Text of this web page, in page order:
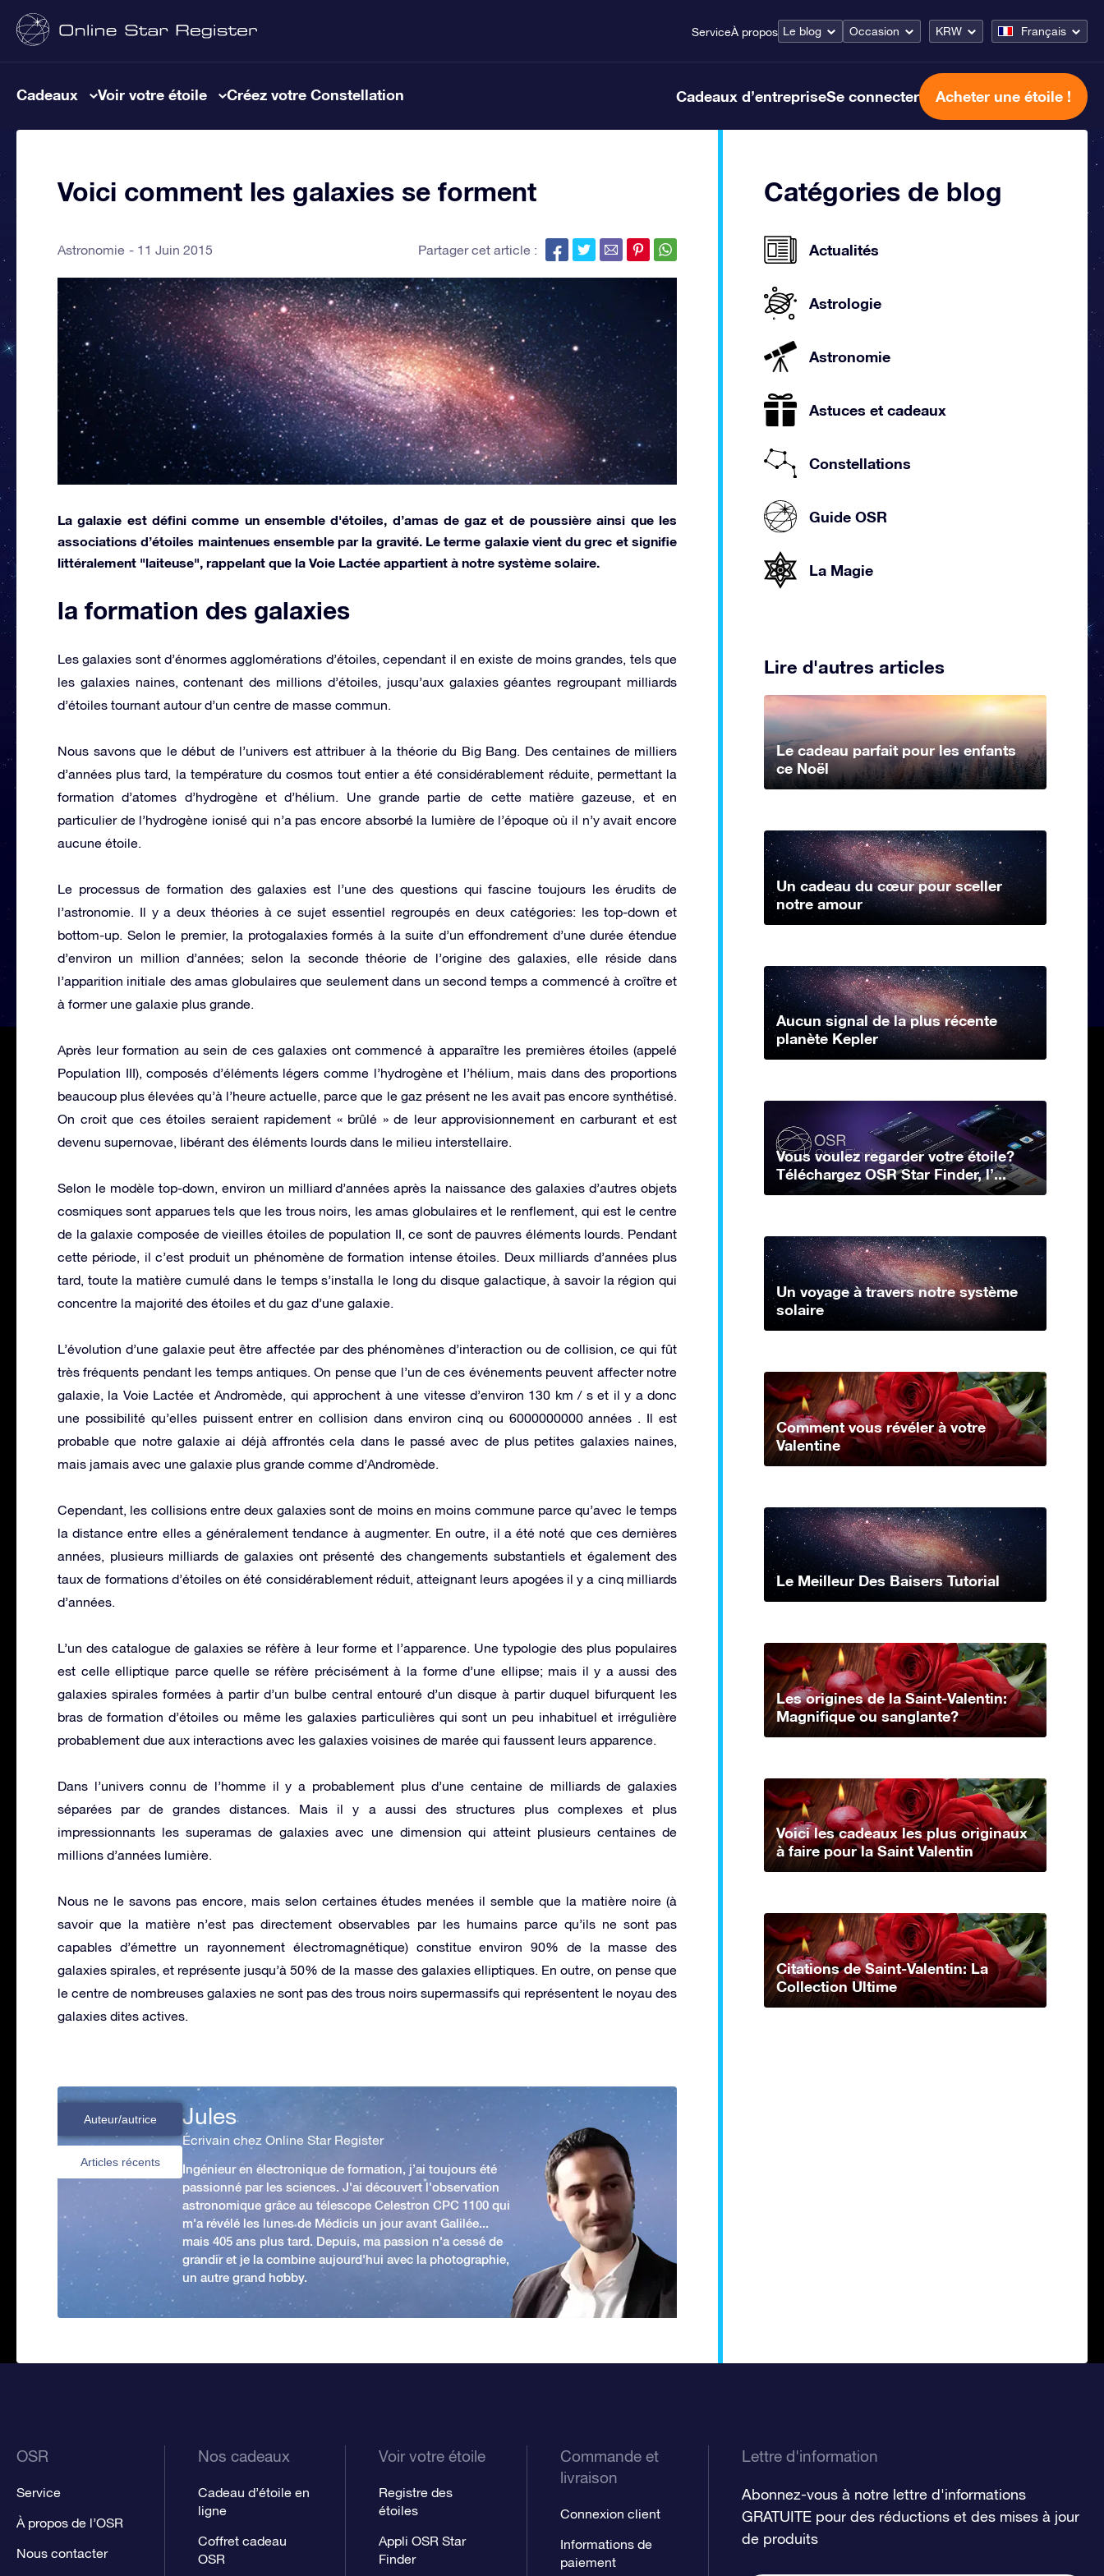
ServiceÀ propos Le blog Occasion KRW Français
Cadeaux Voir votre étoile Créez votre Constellation Cadeaux d’entrepriseSe connecter Acheter une étoile !
Voici comment les galaxies se forment
Astronomie 11 Juin 2015 Partager cet article :
La galaxie est défini comme un ensemble d'étoiles, d’amas de gaz et de poussière ainsi que les
associations d’étoiles maintenues ensemble par la gravité. Le terme galaxie vient du grec et signifie
littéralement "laiteuse", rappelant que la Voie Lactée appartient à notre système solaire.
la formation des galaxies
Les galaxies sont d’énormes agglomérations d’étoiles, cependant il en existe de moins grandes, tels que
les galaxies naines, contenant des millions d’étoiles, jusqu’aux galaxies géantes regroupant milliards
d’étoiles tournant autour d’un centre de masse commun.
Nous savons que le début de l’univers est attribuer à la théorie du Big Bang. Des centaines de milliers
d’années plus tard, la température du cosmos tout entier a été considérablement réduite, permettant la
formation d’atomes d’hydrogène et d’hélium. Une grande partie de cette matière gazeuse, et en
particulier de l’hydrogène ionisé qui n’a pas encore absorbé la lumière de l’époque où il n’y avait encore
aucune étoile.
Le processus de formation des galaxies est l’une des questions qui fascine toujours les érudits de
l’astronomie. Il y a deux théories à ce sujet essentiel regroupés en deux catégories: les top-down et
bottom-up. Selon le premier, la protogalaxies formés à la suite d’un effondrement d’une durée étendue
d’environ un million d’années; selon la seconde théorie de l’origine des galaxies, elle réside dans
l’apparition initiale des amas globulaires que seulement dans un second temps a commencé à croître et
à former une galaxie plus grande.
Après leur formation au sein de ces galaxies ont commencé à apparaître les premières étoiles (appelé
Population III), composés d’éléments légers comme l’hydrogène et l’hélium, mais dans des proportions
beaucoup plus élevées qu’à l’heure actuelle, parce que le gaz présent ne les avait pas encore synthétisé.
On croit que ces étoiles seraient rapidement « brûlé » de leur approvisionnement en carburant et est
devenu supernovae, libérant des éléments lourds dans le milieu interstellaire.
Selon le modèle top-down, environ un milliard d’années après la naissance des galaxies d’autres objets
cosmiques sont apparues tels que les trous noirs, les amas globulaires et le renflement, qui est le centre
de la galaxie composée de vieilles étoiles de population II, ce sont de pauvres éléments lourds. Pendant
cette période, il c’est produit un phénomène de formation intense étoiles. Deux milliards d’années plus
tard, toute la matière cumulé dans le temps s’installa le long du disque galactique, à savoir la région qui
concentre la majorité des étoiles et du gaz d’une galaxie.
L’évolution d’une galaxie peut être affectée par des phénomènes d’interaction ou de collision, ce qui fût
très fréquents pendant les temps antiques. On pense que l’un de ces événements peuvent affecter notre
galaxie, la Voie Lactée et Andromède, qui approchent à une vitesse d’environ 130 km / s et il y a donc
une possibilité qu’elles puissent entrer en collision dans environ cinq ou 6000000000 années . Il est
probable que notre galaxie ai déjà affrontés cela dans le passé avec de plus petites galaxies naines,
mais jamais avec une galaxie plus grande comme d’Andromède.
Cependant, les collisions entre deux galaxies sont de moins en moins commune parce qu’avec le temps
la distance entre elles a généralement tendance à augmenter. En outre, il a été noté que ces dernières
années, plusieurs milliards de galaxies ont présenté des changements substantiels et également des
taux de formations d’étoiles on été considérablement réduit, atteignant leurs apogées il y a cinq milliards
d’années.
L’un des catalogue de galaxies se réfère à leur forme et l’apparence. Une typologie des plus populaires
est celle elliptique parce quelle se réfère précisément à la forme d’une ellipse; mais il y a aussi des
galaxies spirales formées à partir d’un bulbe central entouré d’un disque à partir duquel bifurquent les
bras de formation d’étoiles ou même les galaxies particulières qui sont un peu inhabituel et irrégulière
probablement due aux interactions avec les galaxies voisines de marée qui faussent leurs apparence.
Dans l’univers connu de l’homme il y a probablement plus d’une centaine de milliards de galaxies
séparées par de grandes distances. Mais il y a aussi des structures plus complexes et plus
impressionnants les superamas de galaxies avec une dimension qui atteint plusieurs centaines de
millions d’années lumière.
Nous ne le savons pas encore, mais selon certaines études menées il semble que la matière noire (à
savoir que la matière n’est pas directement observables par les humains parce qu’ils ne sont pas
capables d’émettre un rayonnement électromagnétique) constitue environ 90% de la masse des
galaxies spirales, et représente jusqu’à 50% de la masse des galaxies elliptiques. En outre, on pense que
le centre de nombreuses galaxies ne sont pas des trous noirs supermassifs qui représentent le noyau des
galaxies dites actives.
Auteur/autrice
Articles récents
Jules
Écrivain chez Online Star Register
Ingénieur en électronique de formation, j’ai toujours été
passionné par les sciences. J'ai découvert l'observation
astronomique grâce au télescope Celestron CPC 1100 qui
m'a révélé les lunes de Médicis un jour avant Galilée...
mais 405 ans plus tard. Depuis, ma passion n'a cessé de
grandir et je la combine aujourd'hui avec la photographie,
un autre grand hobby.
Catégories de blog
Actualités
Astrologie
Astronomie
Astuces et cadeaux
Constellations
Guide OSR
La Magie
Lire d'autres articles
Le cadeau parfait pour les enfants
ce Noël
Un cadeau du cœur pour sceller
notre amour
Aucun signal de la plus récente
planète Kepler
Vous voulez regarder votre étoile?
Téléchargez OSR Star Finder, l’...
Un voyage à travers notre système
solaire
Comment vous révéler à votre
Valentine
Le Meilleur Des Baisers Tutorial
Les origines de la Saint-Valentin:
Magnifique ou sanglante?
Voici les cadeaux les plus originaux
à faire pour la Saint Valentin
Citations de Saint-Valentin: La
Collection Ultime
OSR
Service
À propos de l’OSR
Nous contacter
Nos cadeaux
Cadeau d’étoile en
ligne
Coffret cadeau
OSR
Voir votre étoile
Registre des
étoiles
Appli OSR Star
Finder
Commande et
livraison
Connexion client
Informations de
paiement
Lettre d'information
Abonnez-vous à notre lettre d'informations
GRATUITE pour des réductions et des mises à jour
de produits